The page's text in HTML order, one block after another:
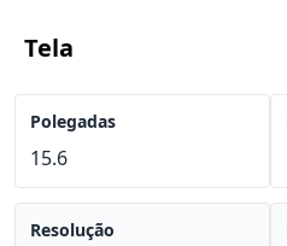
Tela
Polegadas
15.6
Resolução